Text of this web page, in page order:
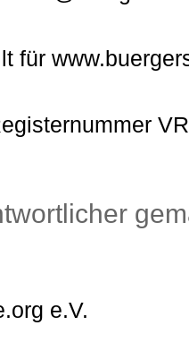
für
e.V.